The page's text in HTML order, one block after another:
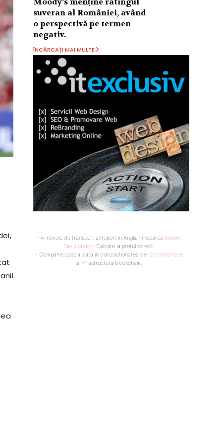
suveran al României, având
o perspectivă pe termen
negativ.
ÎNCĂRCAȚI MAI MULTE
- Ai nevoie de transport aeroport in Anglia? Încearcă Airport
Taxi London. Calitate la prețul corect.
- Companie specializata in tranzactionarea de Criptomonede
si infrastructura blockchain.